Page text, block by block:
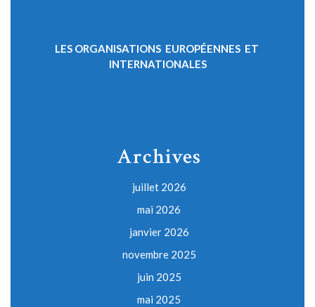
LES ORGANISATIONS EUROPÉENNES ET
INTERNATIONALES
Archives
juillet 2026
mai 2026
janvier 2026
novembre 2025
juin 2025
mai 2025